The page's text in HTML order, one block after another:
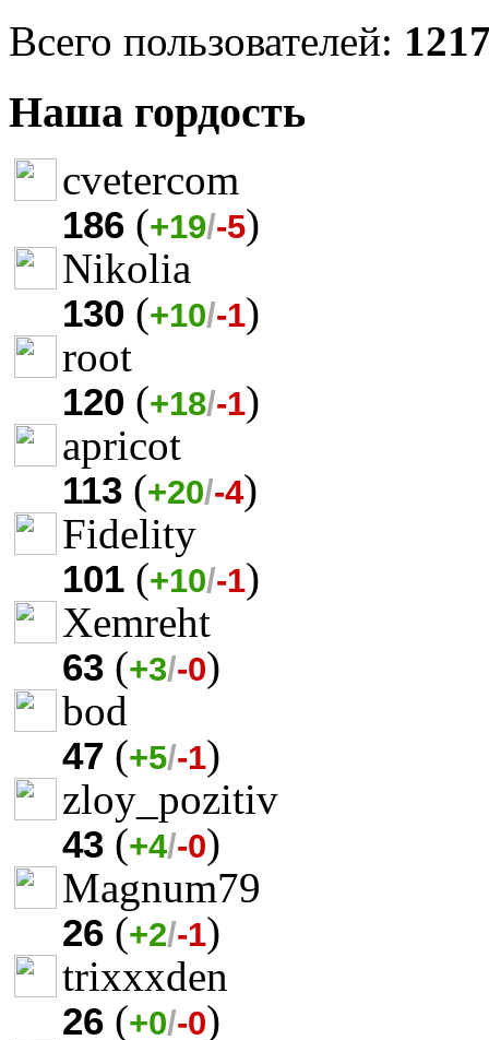
Всего пользователей:
Наша гордость
cvetercom
186 (+19/-5)
Nikolia
130 (+10/-1)
root
120 (+18/-1)
apricot
113 (+20/-4)
Fidelity
101 (+10/-1)
Xemreht
63 (+3/-0)
bod
47 (+5/-1)
zloy_pozitiv
43 (+4/-0)
Magnum79
26 (+2/-1)
trixxxden
26 (+0/-0)